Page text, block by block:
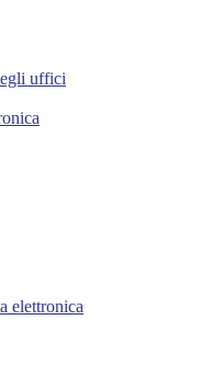
uffici
elettronica